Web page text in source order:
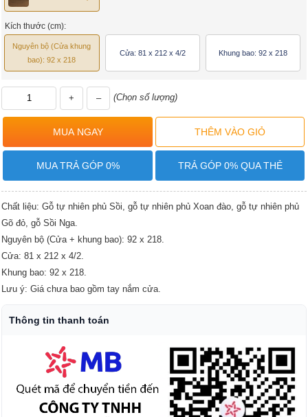
Kích thước (cm):
Nguyên bộ (Cửa khung
bao): 92 x 218
Cửa: 81 x 212 x 4/2 Khung bao: 92 x 218
+ – (Chọn số lượng)
MUA TRẢ GÓP 0% TRẢ GÓP 0% QUA THẺ
Chất liệu: Gỗ tự nhiên phủ Sồi, gỗ tự nhiên phủ Xoan đào, gỗ tự nhiên phủ
Gõ đỏ, gỗ Sồi Nga.
Nguyên bộ (Cửa + khung bao): 92 x 218.
Cửa: 81 x 212 x 4/2.
Khung bao: 92 x 218.
Lưu ý: Giá chưa bao gồm tay nắm cửa.
Thông tin thanh toán